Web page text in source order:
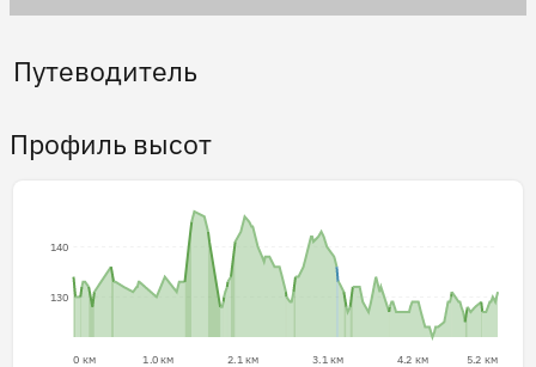
Путеводитель
Профиль высот
130
140
0 км 1.0 км 2.1 км 3.1 км 4.2 км 5.2 км